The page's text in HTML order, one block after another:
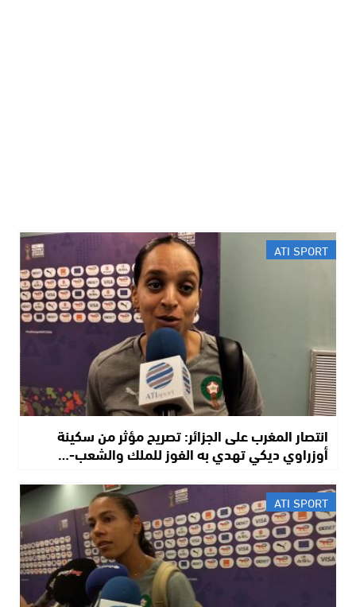
ATI SPORT
انتصار المغرب على الجزائر: تصريح مؤثر من سكينة
أوزراوي ديكي تهدي به الفوز للملك والشعب-…
ATI SPORT